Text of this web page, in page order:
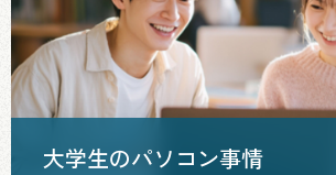
大学生のパソコン事情